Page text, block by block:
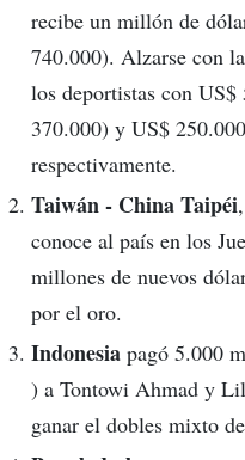
recibe un millón de
740.000). Alzarse con
los deportistas con US$
370.000) y US$
respectivamente.
Taiwán - China Taipéi
conoce al país en los
millones de nuevos
por el oro.
Indonesia pagó 5.000
) a Tontowi Ahmad y
ganar el dobles mixto